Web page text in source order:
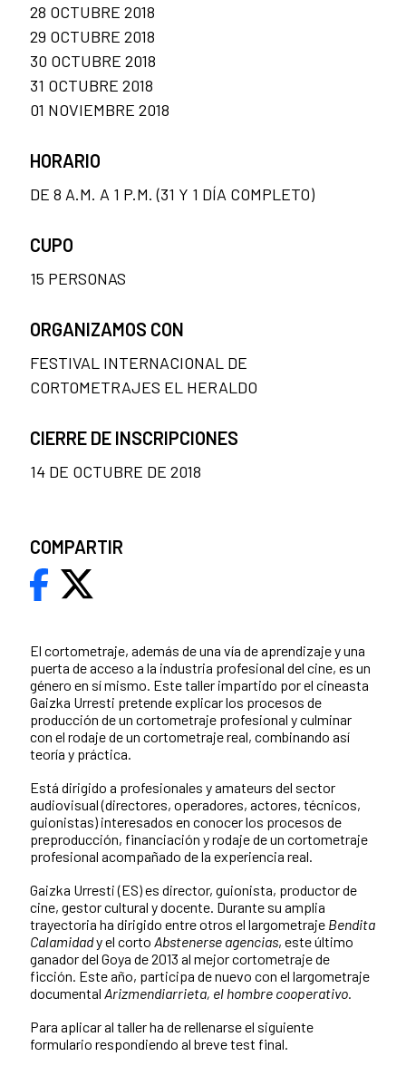
El cortometraje, además de una vía de aprendizaje y una
puerta de acceso a la industria profesional del cine, es un
género en sí mismo. Este taller impartido por el cineasta
Gaizka Urresti pretende explicar los procesos de
producción de un cortometraje profesional y culminar
con el rodaje de un cortometraje real, combinando así
teoría y práctica.
Está dirigido a profesionales y amateurs del sector
audiovisual (directores, operadores, actores, técnicos,
guionistas) interesados en conocer los procesos de
preproducción, financiación y rodaje de un cortometraje
profesional acompañado de la experiencia real.
Gaizka Urresti (ES) es director, guionista, productor de
cine, gestor cultural y docente. Durante su amplia
trayectoria ha dirigido entre otros el largometraje Bendita
Calamidady el corto Abstenerse agencias, este último
ganador del Goya de 2013 al mejor cortometraje de
ficción. Este año, participa de nuevo con el largometraje
documental Arizmendiarrieta, el hombre cooperativo.
Para aplicar al taller ha de rellenarse el siguiente
formulario respondiendo al breve test final.
28 OCTUBRE 2018
29 OCTUBRE 2018
30 OCTUBRE 2018
31 OCTUBRE 2018
01 NOVIEMBRE 2018
HORARIO
DE 8 A.M. A 1 P.M. (31 Y 1 DÍA COMPLETO)
CUPO
15 PERSONAS
ORGANIZAMOS CON
FESTIVAL INTERNACIONAL DE
CORTOMETRAJES EL HERALDO
CIERRE DE INSCRIPCIONES
14 DE OCTUBRE DE 2018
COMPARTIR